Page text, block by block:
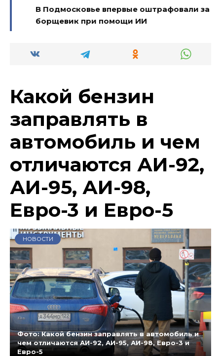
В Подмосковье впервые оштрафовали за
борщевик при помощи ИИ
Какой бензин
заправлять в
автомобиль и чем
отличаются АИ-92,
АИ-95, АИ-98,
Евро-3 и Евро-5
НОВОСТИ
Фото: Какой бензин заправлять в автомобиль и
чем отличаются АИ-92, АИ-95, АИ-98, Евро-3 и
Евро-5